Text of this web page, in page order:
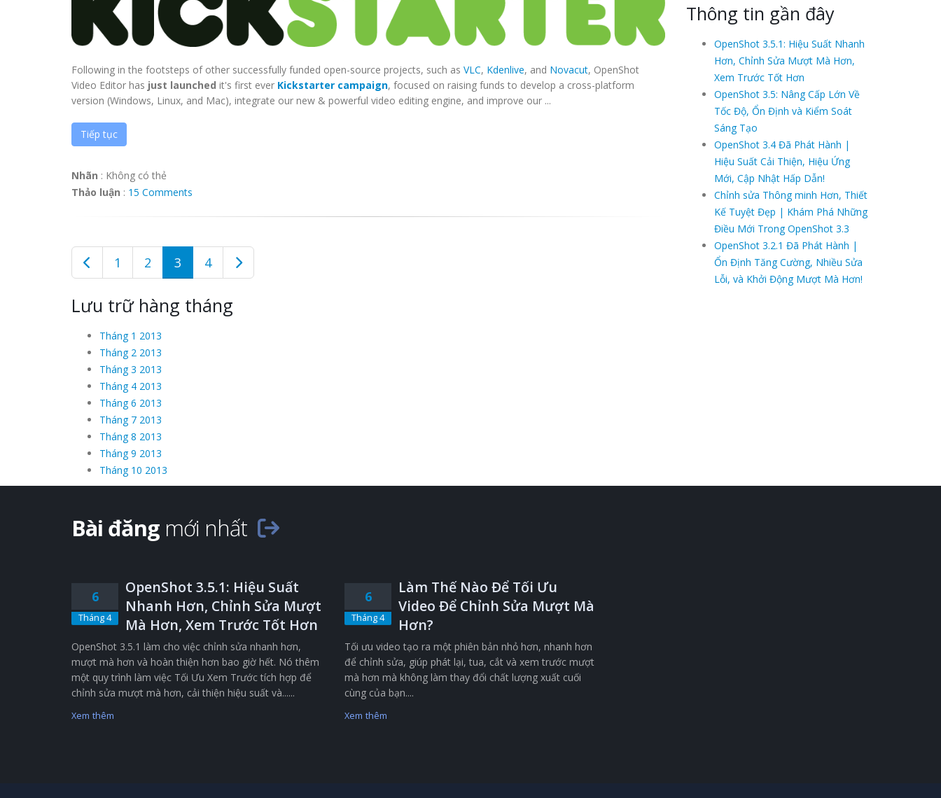
Following in the footsteps of other successfully funded open-source projects, such as VLC, Kdenlive, and Novacut, OpenShot
Video Editor has just launched it's first ever Kickstarter campaign, focused on raising funds to develop a cross-platform
version (Windows, Linux, and Mac), integrate our new & powerful video editing engine, and improve our ...
Tiếp tục
Nhãn : Không có thẻ
Thảo luận : 15 Comments
1 2 3 4
Lưu trữ hàng tháng
Tháng 1 2013
Tháng 2 2013
Tháng 3 2013
Tháng 4 2013
Tháng 6 2013
Tháng 7 2013
Tháng 8 2013
Tháng 9 2013
Tháng 10 2013
Thông tin gần đây
OpenShot 3.5.1: Hiệu Suất Nhanh
Hơn, Chỉnh Sửa Mượt Mà Hơn,
Xem Trước Tốt Hơn
OpenShot 3.5: Nâng Cấp Lớn Về
Tốc Độ, Ổn Định và Kiểm Soát
Sáng Tạo
OpenShot 3.4 Đã Phát Hành |
Hiệu Suất Cải Thiện, Hiệu Ứng
Mới, Cập Nhật Hấp Dẫn!
Chỉnh sửa Thông minh Hơn, Thiết
Kế Tuyệt Đẹp | Khám Phá Những
Điều Mới Trong OpenShot 3.3
OpenShot 3.2.1 Đã Phát Hành |
Ổn Định Tăng Cường, Nhiều Sửa
Lỗi, và Khởi Động Mượt Mà Hơn!
Bài đăng mới nhất
6
Tháng 4
OpenShot 3.5.1: Hiệu Suất
Nhanh Hơn, Chỉnh Sửa Mượt
Mà Hơn, Xem Trước Tốt Hơn
OpenShot 3.5.1 làm cho việc chỉnh sửa nhanh hơn,
mượt mà hơn và hoàn thiện hơn bao giờ hết. Nó thêm
một quy trình làm việc Tối Ưu Xem Trước tích hợp để
chỉnh sửa mượt mà hơn, cải thiện hiệu suất và......
Xem thêm
6
Tháng 4
Làm Thế Nào Để Tối Ưu
Video Để Chỉnh Sửa Mượt Mà
Hơn?
Tối ưu video tạo ra một phiên bản nhỏ hơn, nhanh hơn
để chỉnh sửa, giúp phát lại, tua, cắt và xem trước mượt
mà hơn mà không làm thay đổi chất lượng xuất cuối
cùng của bạn....
Xem thêm